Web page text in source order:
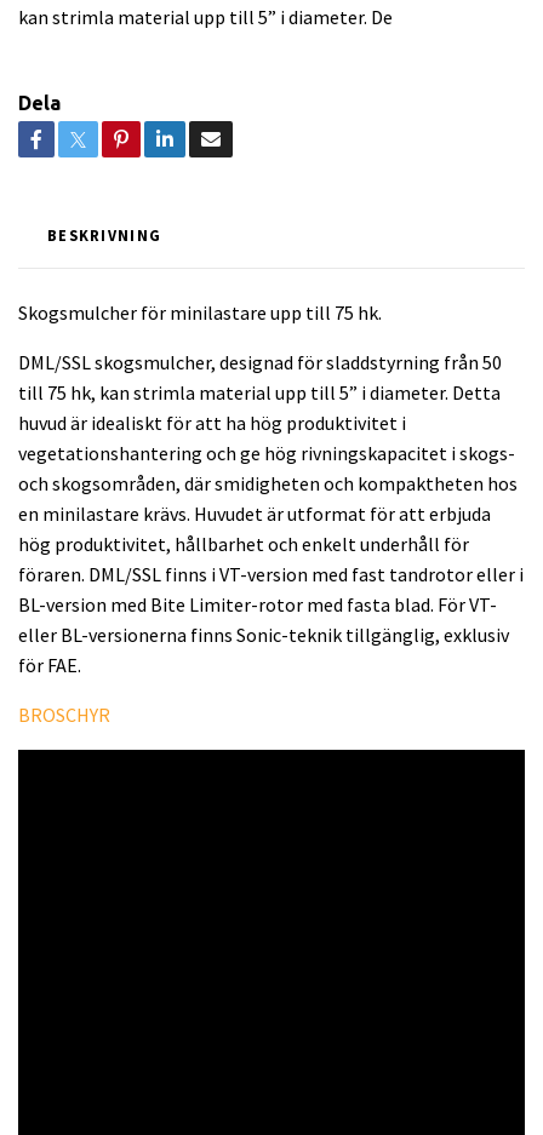
kan strimla material upp till 5” i diameter. De
Dela
BESKRIVNING
Skogsmulcher för minilastare upp till 75 hk.
DML/SSL skogsmulcher, designad för sladdstyrning från 50
till 75 hk, kan strimla material upp till 5” i diameter. Detta
huvud är idealiskt för att ha hög produktivitet i
vegetationshantering och ge hög rivningskapacitet i skogs-
och skogsområden, där smidigheten och kompaktheten hos
en minilastare krävs. Huvudet är utformat för att erbjuda
hög produktivitet, hållbarhet och enkelt underhåll för
föraren. DML/SSL finns i VT-version med fast tandrotor eller i
BL-version med Bite Limiter-rotor med fasta blad. För VT-
eller BL-versionerna finns Sonic-teknik tillgänglig, exklusiv
för FAE.
BROSCHYR